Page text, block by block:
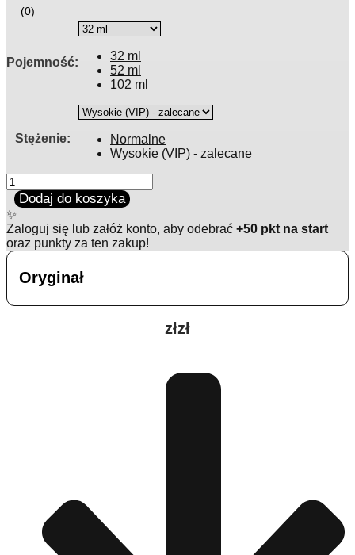
(0)
Pojemność:
32 ml
52 ml
102 ml
Stężenie:
Normalne
Wysokie (VIP) - zalecane
ilość
Inspirowany
L'
Homme
Libre
YSL
Dodaj do koszyka
✨
Zaloguj się lub załóż konto, aby odebrać +50 pkt na start
oraz punkty za ten zakup!
Oryginał
złzł